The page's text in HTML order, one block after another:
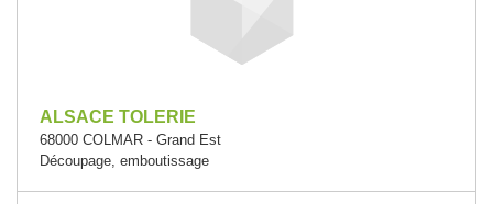
ALSACE TOLERIE
68000 COLMAR - Grand Est
Découpage, emboutissage